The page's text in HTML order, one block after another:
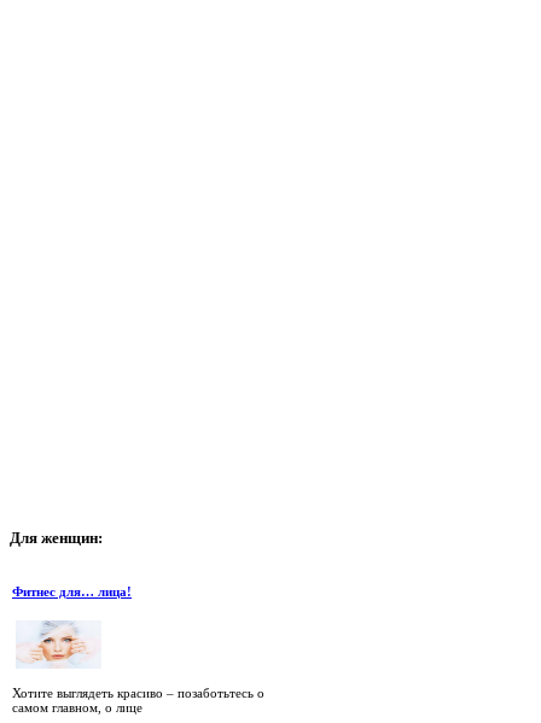
Для женщин:
Фитнес для… лица!
Хотите выглядеть красиво – позаботьтесь о
самом главном, о лице